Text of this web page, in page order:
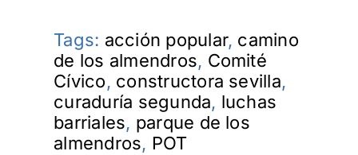
Tags: acción popular, camino
de los almendros, Comité
Cívico, constructora sevilla,
curaduría segunda, luchas
barriales, parque de los
almendros, POT